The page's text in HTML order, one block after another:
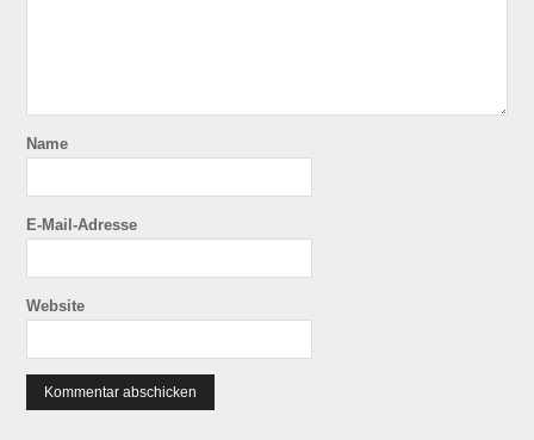
Name
E-Mail-Adresse
Website